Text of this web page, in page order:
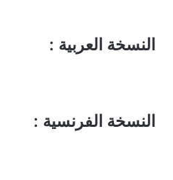
النسخة العربية :
النسخة الفرنسية :